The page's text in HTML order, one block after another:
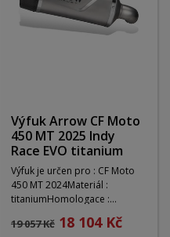
Výfuk Arrow CF Moto
450 MT 2025 Indy
Race EVO titanium
Výfuk je určen pro : CF Moto
450 MT 2024Materiál :
titaniumHomologace :
19 057 Kč 18 104 Kč